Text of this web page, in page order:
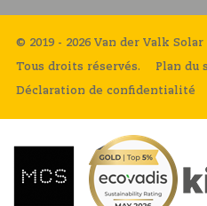
© 2019 - 2026 Van der Valk
Tous droits réservés. Plan du
Déclaration de confidentialité